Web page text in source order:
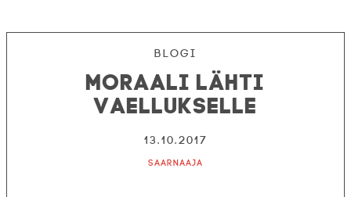
Blogi
Moraali lähti
vaellukselle
13.10.2017
Saarnaaja